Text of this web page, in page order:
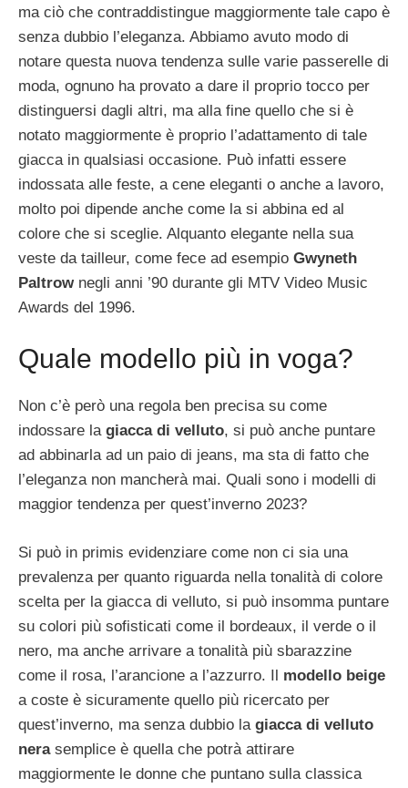
ma ciò che contraddistingue maggiormente tale capo è
senza dubbio l’eleganza. Abbiamo avuto modo di
notare questa nuova tendenza sulle varie passerelle di
moda, ognuno ha provato a dare il proprio tocco per
distinguersi dagli altri, ma alla fine quello che si è
notato maggiormente è proprio l’adattamento di tale
giacca in qualsiasi occasione. Può infatti essere
indossata alle feste, a cene eleganti o anche a lavoro,
molto poi dipende anche come la si abbina ed al
colore che si sceglie. Alquanto elegante nella sua
veste da tailleur, come fece ad esempio Gwyneth
Paltrow negli anni ’90 durante gli MTV Video Music
Awards del 1996.
Quale modello più in voga?
Non c’è però una regola ben precisa su come
indossare la giacca di velluto, si può anche puntare
ad abbinarla ad un paio di jeans, ma sta di fatto che
l’eleganza non mancherà mai. Quali sono i modelli di
maggior tendenza per quest’inverno 2023?
Si può in primis evidenziare come non ci sia una
prevalenza per quanto riguarda nella tonalità di colore
scelta per la giacca di velluto, si può insomma puntare
su colori più sofisticati come il bordeaux, il verde o il
nero, ma anche arrivare a tonalità più sbarazzine
come il rosa, l’arancione a l’azzurro. Il modello beige
a coste è sicuramente quello più ricercato per
quest’inverno, ma senza dubbio la giacca di velluto
nerasemplice è quella che potrà attirare
maggiormente le donne che puntano sulla classica